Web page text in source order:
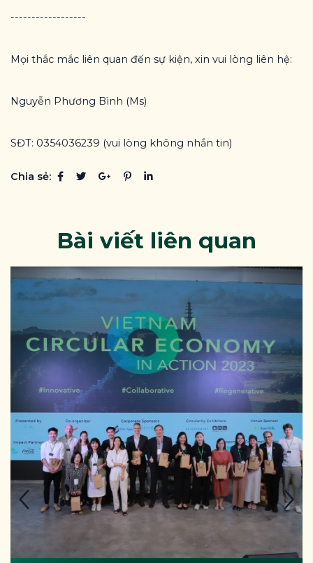
------------------
Mọi thắc mắc liên quan đến sự kiện, xin vui lòng liên hệ:
Nguyễn Phương Bình (Ms)
SĐT: 0354036239 (vui lòng không nhắn tin)
Chia sẻ:
Bài viết liên quan